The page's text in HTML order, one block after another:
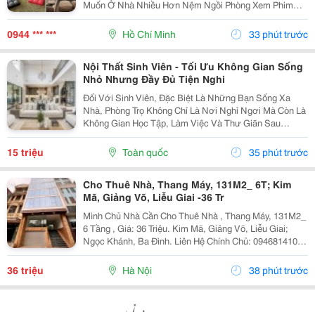
Muốn Ở Nhà Nhiều Hơn Nệm Ngồi Phòng Xem Phim
Gia Đình Đệm Ghế Phòng Xem Phim Được Thiết Kế Với
Nhiều Kiểu Dáng, Kích Thước, Độ Dày Và Chất Liệu,
0944 *** *** Hồ Chí Minh 33 phút trước
Nội Thất Sinh Viên - Tối Ưu Không Gian Sống
Nhỏ Nhưng Đầy Đủ Tiện Nghi
Đối Với Sinh Viên, Đặc Biệt Là Những Bạn Sống Xa
Nhà, Phòng Trọ Không Chỉ Là Nơi Nghỉ Ngơi Mà Còn Là
Không Gian Học Tập, Làm Việc Và Thư Giãn Sau
Những Giờ Học Căng Thẳng. Vì Vậy, Việc Lựa Chọn
Nội Thất Sinh Viên Phù Hợp Đóng Vai Trò Quan Trọng
Trong...
15 triệu Toàn quốc 35 phút trước
Cho Thuê Nhà, Thang Máy, 131M2_ 6T; Kim
Mã, Giảng Võ, Liễu Giai -36 Tr
Mình Chủ Nhà Cần Cho Thuê Nhà , Thang Máy, 131M2_
6 Tầng , Giá: 36 Triệu. Kim Mã, Giảng Võ, Liễu Giai;
Ngọc Khánh, Ba Đình. Liên Hệ Chính Chủ: 0946814103
_Vỉa Hè Lớn, Mặt Tiền Rộng, Thoáng. _Vị Trí Ngay Ngã
Ba, Khu Đông Dân Cư, Kinh Doanh Sầm Uất,...
36 triệu Hà Nội 38 phút trước